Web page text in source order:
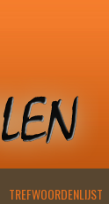
TREFWOORDENLIJST